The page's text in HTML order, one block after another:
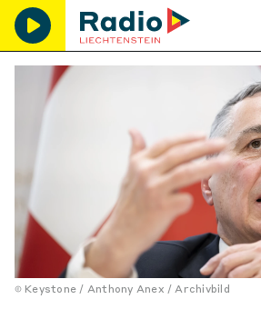
Keystone / Anthony Anex / Archivbild